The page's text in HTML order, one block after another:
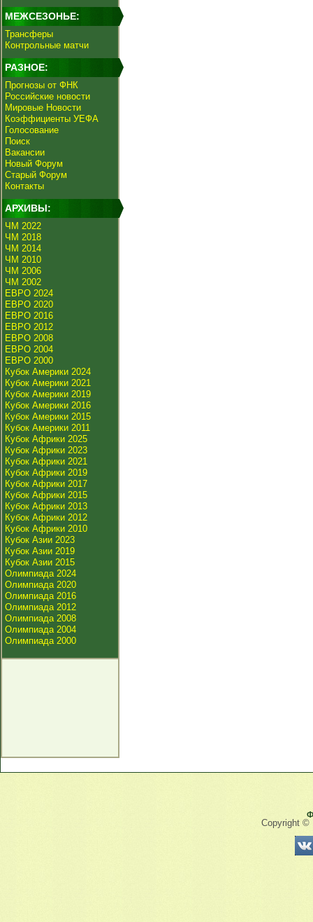
МЕЖСЕЗОНЬЕ:
Трансферы
Контрольные матчи
РАЗНОЕ:
Прогнозы от ФНК
Российские новости
Мировые Новости
Коэффициенты УЕФА
Голосование
Поиск
Вакансии
Новый Форум
Старый Форум
Контакты
АРХИВЫ:
ЧМ 2022
ЧМ 2018
ЧМ 2014
ЧМ 2010
ЧМ 2006
ЧМ 2002
ЕВРО 2024
ЕВРО 2020
ЕВРО 2016
ЕВРО 2012
ЕВРО 2008
ЕВРО 2004
ЕВРО 2000
Кубок Америки 2024
Кубок Америки 2021
Кубок Америки 2019
Кубок Америки 2016
Кубок Америки 2015
Кубок Америки 2011
Кубок Африки 2025
Кубок Африки 2023
Кубок Африки 2021
Кубок Африки 2019
Кубок Африки 2017
Кубок Африки 2015
Кубок Африки 2013
Кубок Африки 2012
Кубок Африки 2010
Кубок Азии 2023
Кубок Азии 2019
Кубок Азии 2015
Олимпиада 2024
Олимпиада 2020
Олимпиада 2016
Олимпиада 2012
Олимпиада 2008
Олимпиада 2004
Олимпиада 2000
Copyright ©